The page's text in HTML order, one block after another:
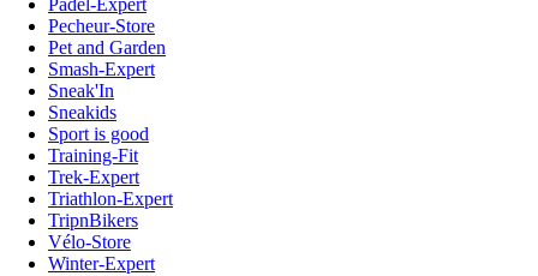
Padel-Expert
Pecheur-Store
Pet and Garden
Smash-Expert
Sneak'In
Sneakids
Sport is good
Training-Fit
Trek-Expert
Triathlon-Expert
TripnBikers
Vélo-Store
Winter-Expert